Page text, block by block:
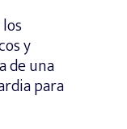
y
de una
para